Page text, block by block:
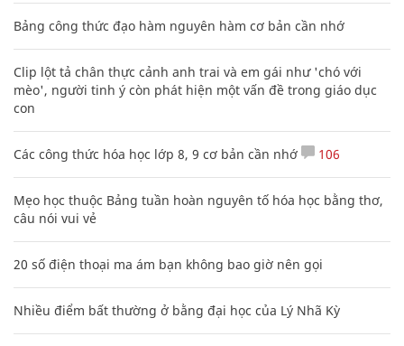
Bảng công thức đạo hàm nguyên hàm cơ bản cần nhớ
Clip lột tả chân thực cảnh anh trai và em gái như 'chó với
mèo', người tinh ý còn phát hiện một vấn đề trong giáo dục
con
Các công thức hóa học lớp 8, 9 cơ bản cần nhớ 106
Mẹo học thuộc Bảng tuần hoàn nguyên tố hóa học bằng thơ,
câu nói vui vẻ
20 số điện thoại ma ám bạn không bao giờ nên gọi
Nhiều điểm bất thường ở bằng đại học của Lý Nhã Kỳ